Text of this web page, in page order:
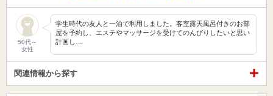
50代～
女性
学生時代の友人と一泊で利用しました。客室露天風呂付きのお部
屋を予約し、エステやマッサージを受けてのんびりしたいと思い
計画し…
関連情報から探す